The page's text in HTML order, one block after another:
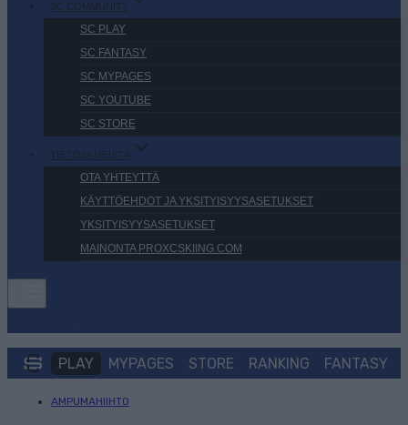
SC COMMUNITY
SC PLAY
SC FANTASY
SC MYPAGES
SC YOUTUBE
SC STORE
TIETOJA MEISTÄ
OTA YHTEYTTÄ
KÄYTTÖEHDOT JA YKSITYISYYSASETUKSET
YKSITYISYYSASETUKSET
MAINONTA PROXCSKIING.COM
PLAY MYPAGES STORE RANKING FANTASY
AMPUMAHIIHTO